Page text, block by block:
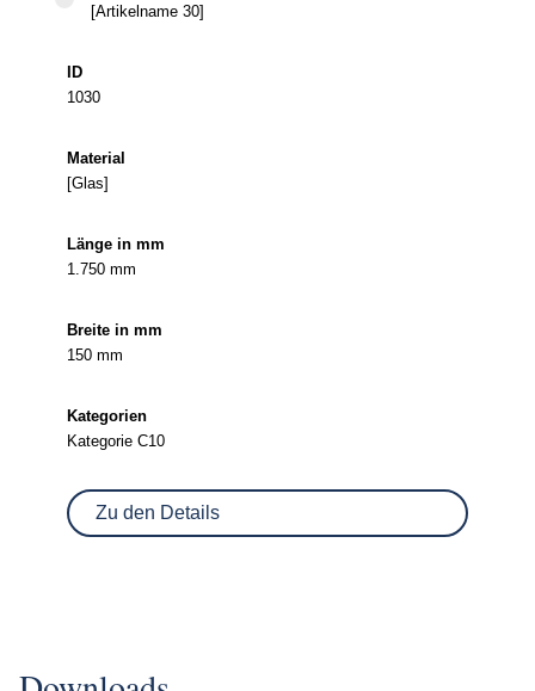
[Artikelname 30]
1030
[Glas]
1.750 mm
150 mm
Kategorie C10
Zu den Details